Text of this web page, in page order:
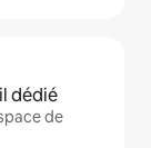
dédié
de